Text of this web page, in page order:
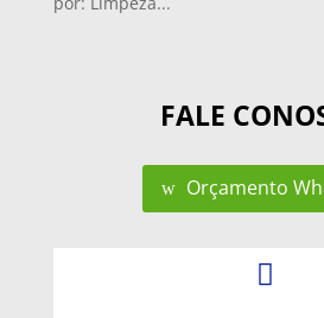
FALE
Orçamento
